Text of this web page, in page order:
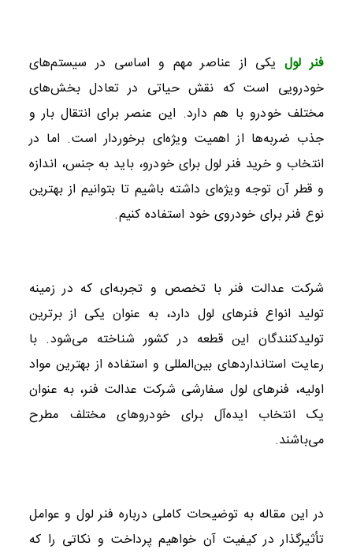
فنر لول یکی از عناصر مهم و اساسی در سیستم‌های
خودرویی است که نقش حیاتی در تعادل بخش‌های
مختلف خودرو با هم دارد. این عنصر برای انتقال بار و
جذب ضربه‌ها از اهمیت ویژه‌ای برخوردار است. اما در
انتخاب و خرید فنر لول برای خودرو، باید به جنس، اندازه
و قطر آن توجه ویژه‌ای داشته باشیم تا بتوانیم از بهترین
نوع فنر برای خودروی خود استفاده کنیم.
شرکت عدالت فنر با تخصص و تجربه‌ای که در زمینه
تولید انواع فنرهای لول دارد، به عنوان یکی از برترین
تولیدکنندگان این قطعه در کشور شناخته می‌شود. با
رعایت استانداردهای بین‌المللی و استفاده از بهترین مواد
اولیه، فنرهای لول سفارشی شرکت عدالت فنر، به عنوان
یک انتخاب ایده‌آل برای خودروهای مختلف مطرح
می‌باشند.
در این مقاله به توضیحات کاملی درباره فنر لول و عوامل
تأثیرگذار در کیفیت آن خواهیم پرداخت و نکاتی را که